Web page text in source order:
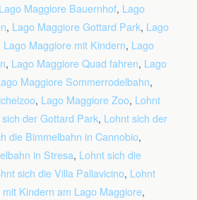
Lago Maggiore Bauernhof, Lago
, Lago Maggiore Gottard Park, Lago
Lago Maggiore mit Kindern, Lago
, Lago Maggiore Quad fahren, Lago
Maggiore Sommerrodelbahn,
, Lago Maggiore Zoo, Lohnt
der Gottard Park, Lohnt sich der
die Bimmelbahn in Cannobio,
in Stresa, Lohnt sich die
sich die Villa Pallavicino, Lohnt
mit Kindern am Lago Maggiore,